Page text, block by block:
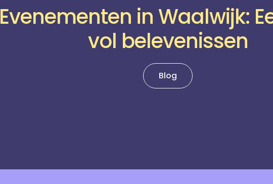
Evenementen in Waalwijk:
vol belevenissen
Blog